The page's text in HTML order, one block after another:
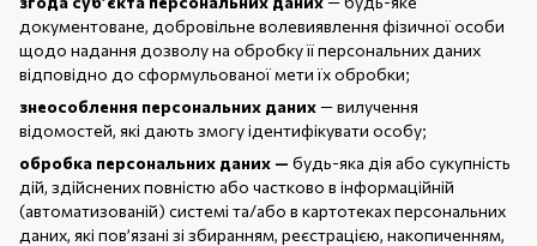
документоване, добровільне волевиявлення фізичної особи
щодо надання дозволу на обробку її персональних даних
відповідно до сформульованої мети їх обробки;
знеособлення персональних даних— вилучення
відомостей, які дають змогу ідентифікувати особу;
обробка персональних даних — будь-яка дія або сукупність
дій, здійснених повністю або частково в інформаційній
(автоматизованій) системі та/або в картотеках персональних
даних, які пов’язані зі збиранням, реєстрацією, накопиченням,